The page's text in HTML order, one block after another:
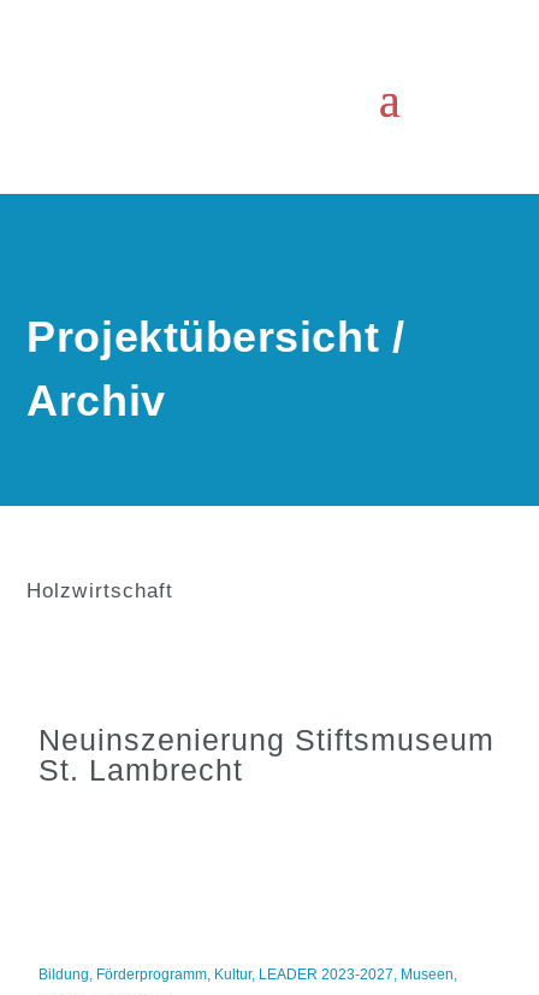
Projektübersicht /
Archiv
Holzwirtschaft
Neuinszenierung Stiftsmuseum
St. Lambrecht
Bildung, Förderprogramm, Kultur, LEADER 2023-2027, Museen,